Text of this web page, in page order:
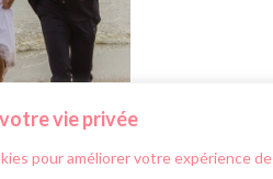
vie privée
pour améliorer votre expérience de